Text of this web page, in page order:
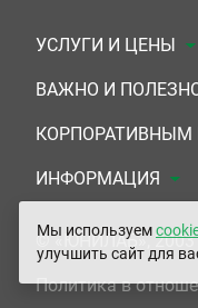
УСЛУГИ И ЦЕНЫ
Анализы
Комплексы
УЗИ
ЭКГ/Холтер/СМАД
Приемы врачей
ВАЖНО И
Документы для
Система скидок
Подарочные
Сертификаты на
КОРПОРАТИВНЫМ
Медицинским
Прочим
ИНФОРМАЦИЯ
О Компании
Контакты
© «ЮНИЛАБ», 2003
Политика в
Мы используем
улучшить сайт для